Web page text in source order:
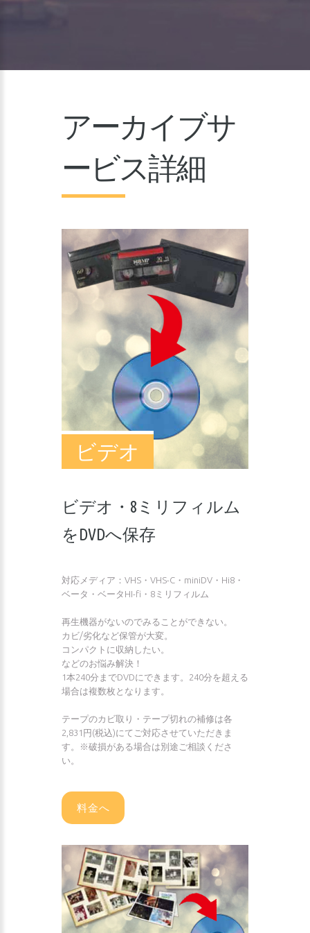
アーカイブサ
ービス詳細
ビデオ
ビデオ・8ミリフィルム
をDVDへ保存
対応メディア：VHS・VHS-C・miniDV・Hi8・
ベータ・ベータHI-fi・8ミリフィルム
再生機器がないのでみることができない。
カビ/劣化など保管が大変。
コンパクトに収納したい。
などのお悩み解決！
1本240分までDVDにできます。240分を超える
場合は複数枚となります。
テープのカビ取り・テープ切れの補修は各
2,831円(税込)にてご対応させていただきま
す。※破損がある場合は別途ご相談くださ
い。
料金へ